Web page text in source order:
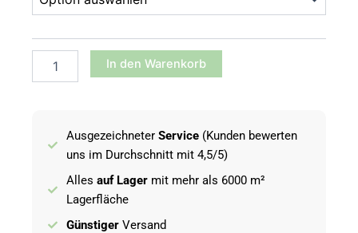
In den Warenkorb
Ausgezeichneter Service (Kunden bewerten
uns im Durchschnitt mit 4,5/5)
Alles auf Lager mit mehr als 6000 m²
Lagerfläche
Günstiger Versand